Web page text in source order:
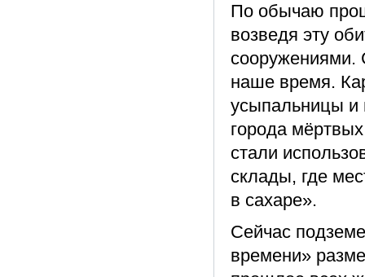
По обычаю
возведя эту
сооружениями.
наше время.
усыпальницы и
города
стали
склады, где
в сахаре».
Сейчас
времени»